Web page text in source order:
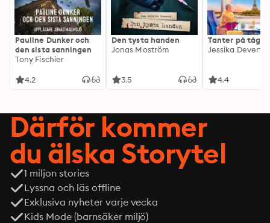
Pauline Dunker och
den sista sanningen
Tony Fischier
4.2
Den tysta handen
Jonas Moström
3.5
Tanter på tåg
Jessika Devert
4.4
Därför kommer
du älska Storytel
1 miljon stories
Lyssna och läs offline
Exklusiva nyheter varje vecka
Kids Mode (barnsäker miljö)